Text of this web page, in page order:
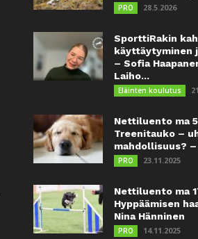
PRO 28.5.2026
SporttiRakin
käyttäytyminen
– Sofia
Laiho...
Eläinten koulutus
Nettiluento ma
Treenitauko –
mahdollisuus? –
PRO 23.11.2025
Nettiluento ma
Hyppäämisen
Nina Hänninen
PRO 14.11.2025